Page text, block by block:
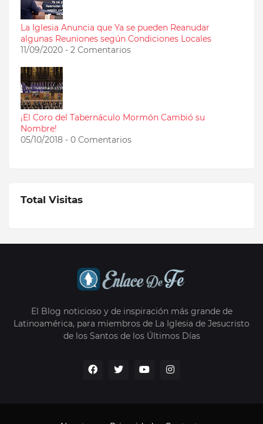
La Iglesia Anuncia que Ya se pueden Reanudar
algunas Reuniones según Condiciones Locales
11/09/2020 - 2 Comentarios
¡El Coro del Tabernáculo Mormón Cambió su
Nombre!
05/10/2018 - 0 Comentarios
Total Visitas
El Blog noticioso y de inspiración más grande de
Latinoamérica, para miembros de La Iglesia de Jesucristo
de los Santos de los Últimos Días